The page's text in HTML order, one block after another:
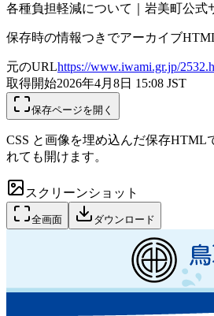
各種負担軽減について｜岩美町公式
保存時の情報つきでアーカイブ
元のURLhttps://www.iwami.gr.jp/
取得開始2026年4月8日 15:08 JST
保存ページを開く
CSS と画像を埋め込んだ保存HTML
れても開けます。
スクリーンショット
全画面 ダウンロード